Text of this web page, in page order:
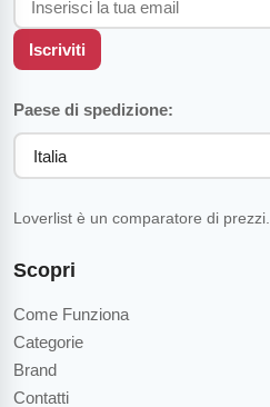
Scopri
Come Funziona
Categorie
Brand
Contatti
Iscriviti
Paese di spedizione:
Loverlist è un comparatore di prezzi.